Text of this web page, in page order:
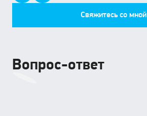
Свяжитесь со мной
Вопрос-ответ